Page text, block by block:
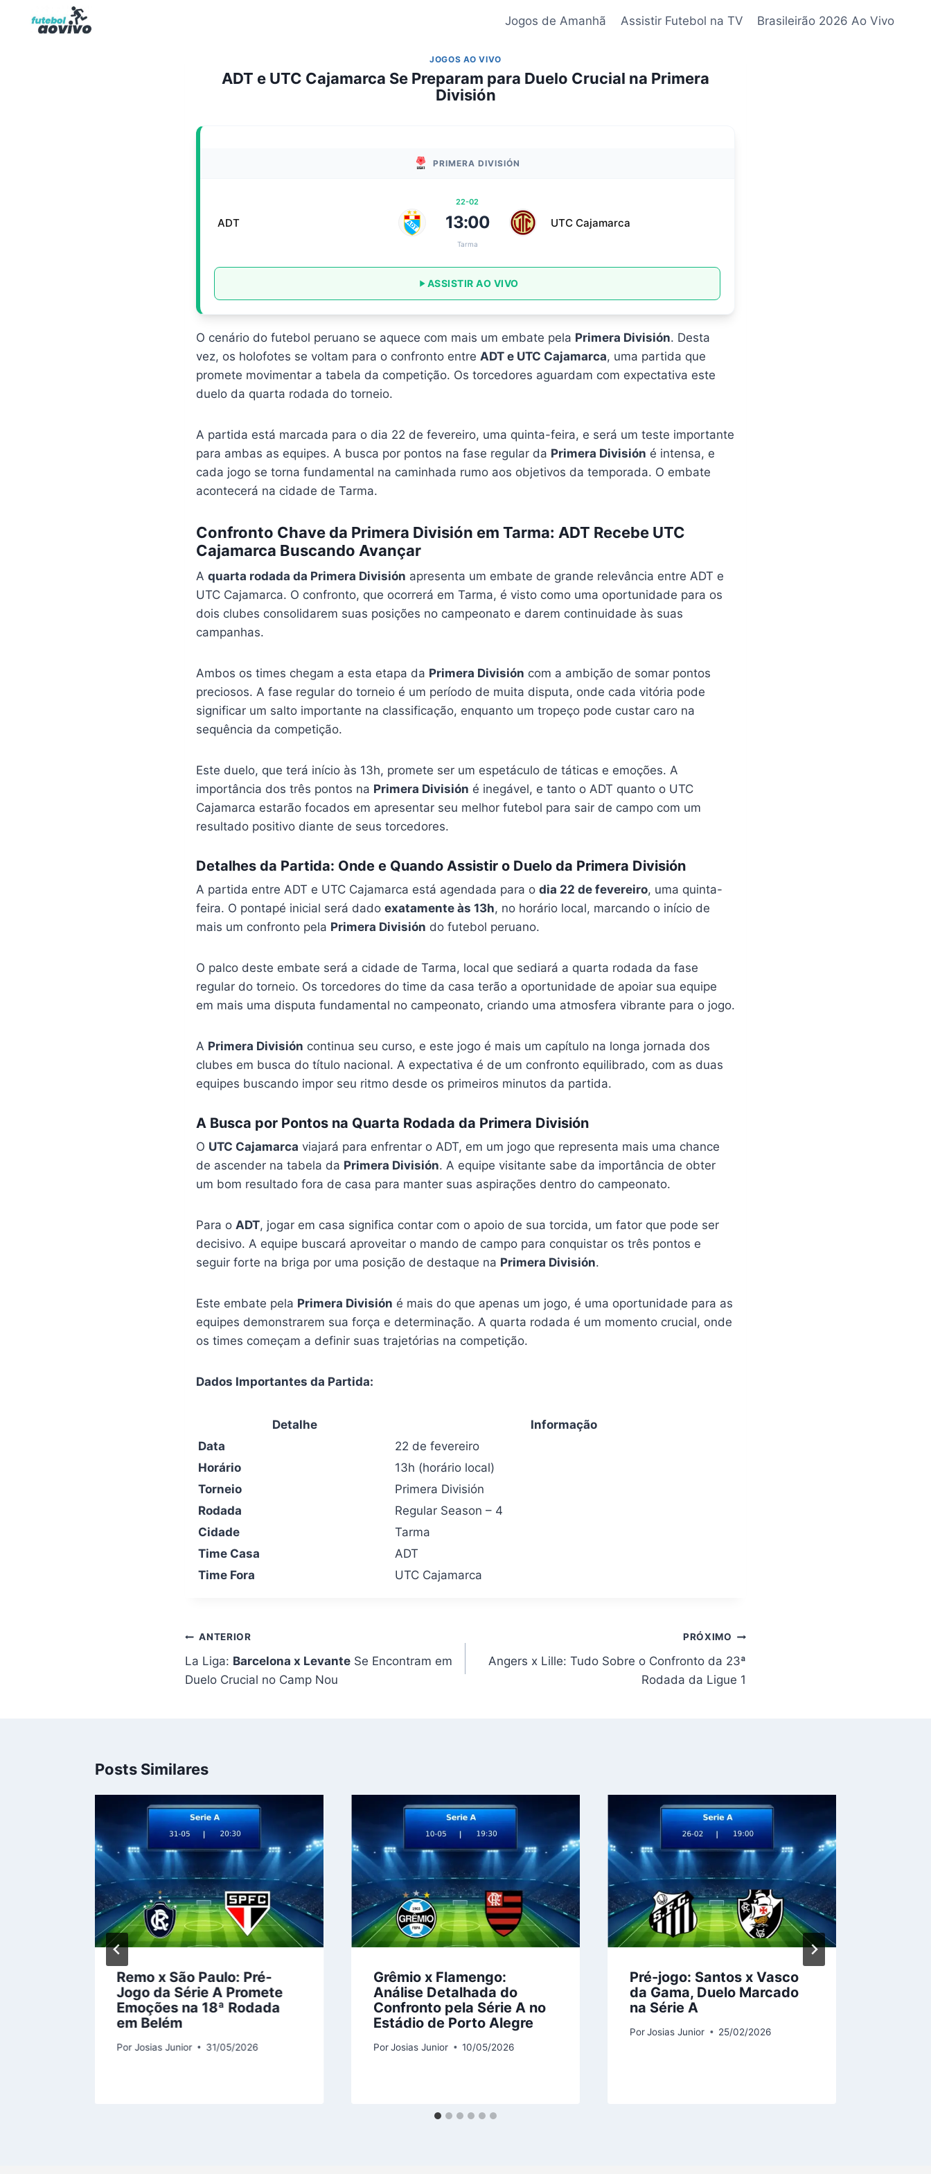
Jogos de Amanhã Assistir Futebol na TV Brasileirão 2026 Ao Vivo
JOGOS AO VIVO
ADT e UTC Cajamarca Se Preparam para Duelo Crucial na Primera
División
PRIMERA DIVISIÓN
ADT
22-02
13:00
Tarma
UTC Cajamarca
ASSISTIR AO VIVO
O cenário do futebol peruano se aquece com mais um embate pela Primera División. Desta
vez, os holofotes se voltam para o confronto entre ADT e UTC Cajamarca, uma partida que
promete movimentar a tabela da competição. Os torcedores aguardam com expectativa este
duelo da quarta rodada do torneio.
A partida está marcada para o dia 22 de fevereiro, uma quinta-feira, e será um teste importante
para ambas as equipes. A busca por pontos na fase regular da Primera División é intensa, e
cada jogo se torna fundamental na caminhada rumo aos objetivos da temporada. O embate
acontecerá na cidade de Tarma.
Confronto Chave da Primera División em Tarma: ADT Recebe UTC
Cajamarca Buscando Avançar
A quarta rodada da Primera División apresenta um embate de grande relevância entre ADT e
UTC Cajamarca. O confronto, que ocorrerá em Tarma, é visto como uma oportunidade para os
dois clubes consolidarem suas posições no campeonato e darem continuidade às suas
campanhas.
Ambos os times chegam a esta etapa da Primera División com a ambição de somar pontos
preciosos. A fase regular do torneio é um período de muita disputa, onde cada vitória pode
significar um salto importante na classificação, enquanto um tropeço pode custar caro na
sequência da competição.
Este duelo, que terá início às 13h, promete ser um espetáculo de táticas e emoções. A
importância dos três pontos na Primera División é inegável, e tanto o ADT quanto o UTC
Cajamarca estarão focados em apresentar seu melhor futebol para sair de campo com um
resultado positivo diante de seus torcedores.
Detalhes da Partida: Onde e Quando Assistir o Duelo da Primera División
A partida entre ADT e UTC Cajamarca está agendada para o dia 22 de fevereiro, uma quinta-
feira. O pontapé inicial será dado exatamente às 13h, no horário local, marcando o início de
mais um confronto pela Primera División do futebol peruano.
O palco deste embate será a cidade de Tarma, local que sediará a quarta rodada da fase
regular do torneio. Os torcedores do time da casa terão a oportunidade de apoiar sua equipe
em mais uma disputa fundamental no campeonato, criando uma atmosfera vibrante para o jogo.
A Primera División continua seu curso, e este jogo é mais um capítulo na longa jornada dos
clubes em busca do título nacional. A expectativa é de um confronto equilibrado, com as duas
equipes buscando impor seu ritmo desde os primeiros minutos da partida.
A Busca por Pontos na Quarta Rodada da Primera División
O UTC Cajamarca viajará para enfrentar o ADT, em um jogo que representa mais uma chance
de ascender na tabela da Primera División. A equipe visitante sabe da importância de obter
um bom resultado fora de casa para manter suas aspirações dentro do campeonato.
Para o ADT, jogar em casa significa contar com o apoio de sua torcida, um fator que pode ser
decisivo. A equipe buscará aproveitar o mando de campo para conquistar os três pontos e
seguir forte na briga por uma posição de destaque na Primera División.
Este embate pela Primera División é mais do que apenas um jogo, é uma oportunidade para as
equipes demonstrarem sua força e determinação. A quarta rodada é um momento crucial, onde
os times começam a definir suas trajetórias na competição.
Dados Importantes da Partida:
Detalhe
Informação
Data
22 de fevereiro
Horário
13h (horário local)
Torneio
Primera División
Rodada
Regular Season – 4
Cidade
Tarma
Time Casa
ADT
Time Fora
UTC Cajamarca
Navegação
de
Post
ANTERIOR
La Liga: Barcelona x LevanteSe Encontram em
Duelo Crucial no Camp Nou
PRÓXIMO
Angers x Lille: Tudo Sobre o Confronto da 23ª
Rodada da Ligue 1
Posts Similares
Remo x São Paulo: Pré-
Jogo da Série A Promete
Emoções na 18ª Rodada
em Belém
PorJosias Junior 31/05/2026
Grêmio x Flamengo:
Análise Detalhada do
Confronto pela Série A no
Estádio de Porto Alegre
PorJosias Junior 10/05/2026
Pré-jogo: Santos x Vasco
da Gama, Duelo Marcado
na Série A
Por Josias Junior 25/02/2026